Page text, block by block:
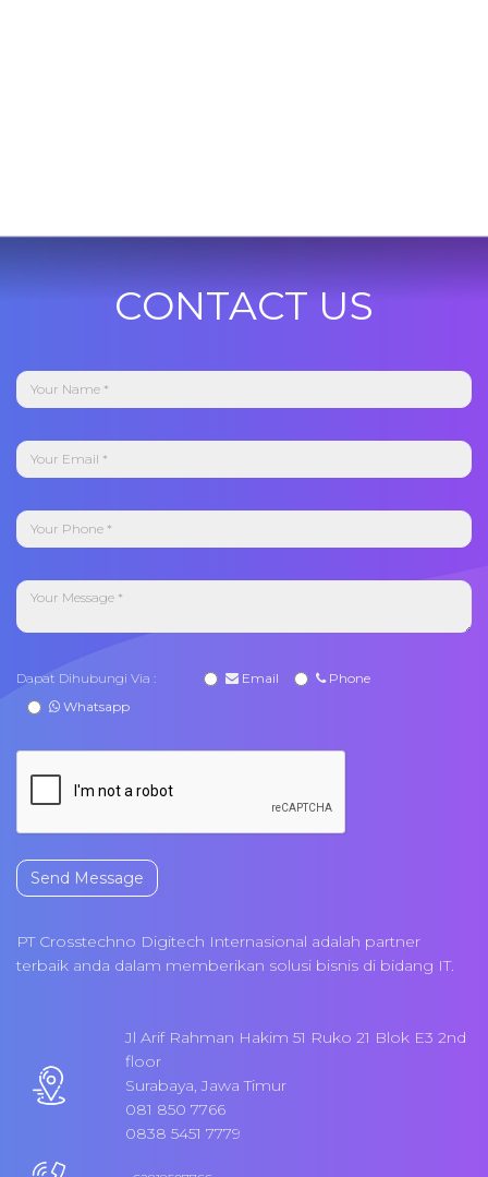
CONTACT US
Dapat Dihubungi Via : Email
Phone
Whatsapp
Send Message
PT Crosstechno Digitech Internasional adalah partner
terbaik anda dalam memberikan solusi bisnis di bidang IT.
Jl Arif Rahman Hakim 51 Ruko 21 Blok E3 2nd
floor
Surabaya, Jawa Timur
081 850 7766
0838 5451 7779